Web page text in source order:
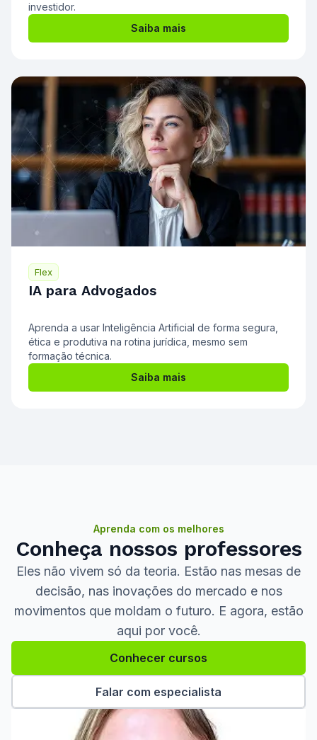
investidor.
Saiba mais
Flex
IA para Advogados
Aprenda a usar Inteligência Artificial de forma segura,
ética e produtiva na rotina jurídica, mesmo sem
formação técnica.
Saiba mais
Aprenda com os melhores
Conheça nossos professores
Eles não vivem só da teoria. Estão nas mesas de
decisão, nas inovações do mercado e nos
movimentos que moldam o futuro. E agora, estão
aqui por você.
Conhecer cursos
Falar com especialista